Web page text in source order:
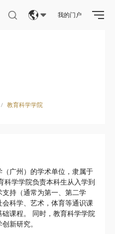
我的门户
/ 教育科学学院
广州）的学术单位，隶属于
科学学院负责本科生从入学到
持（通常为第一、第二学
科学、艺术，体育等通识课
课程。 同时，教育科学学院
新研究。